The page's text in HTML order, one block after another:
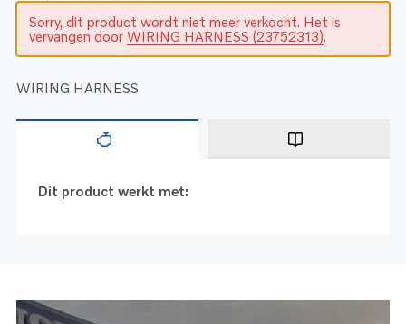
Reman – Pleziervaart
Reman - Bedrijfsvaart
Reman – Industrie
Sorry, dit product wordt niet meer verkocht. Het is
vervangen door WIRING HARNESS (23752313).
WIRING HARNESS
Dit product werkt met: